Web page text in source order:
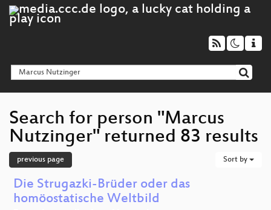
Search for person "Marcus
Nutzinger" returned 83 results
previous page Sort by
Die Strugazki-Brüder oder das
homöostatische Weltbild